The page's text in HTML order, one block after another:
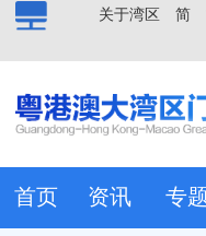
简
关于湾区
首页 资讯 专